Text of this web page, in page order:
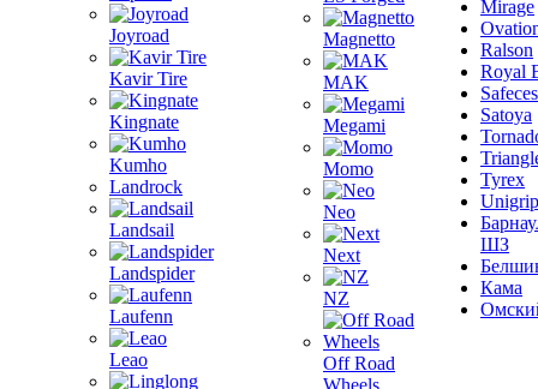
Joyroad
Kavir Tire
Kingnate
Kumho
Landrock
Landsail
Landspider
Laufenn
Leao
Magnetto
MAK
Megami
Momo
Neo
Next
NZ
Off Road
Wheels
Mirage
Ralson
Royal
Satoya
Tyrex
Unigrip
ШЗ
Кама